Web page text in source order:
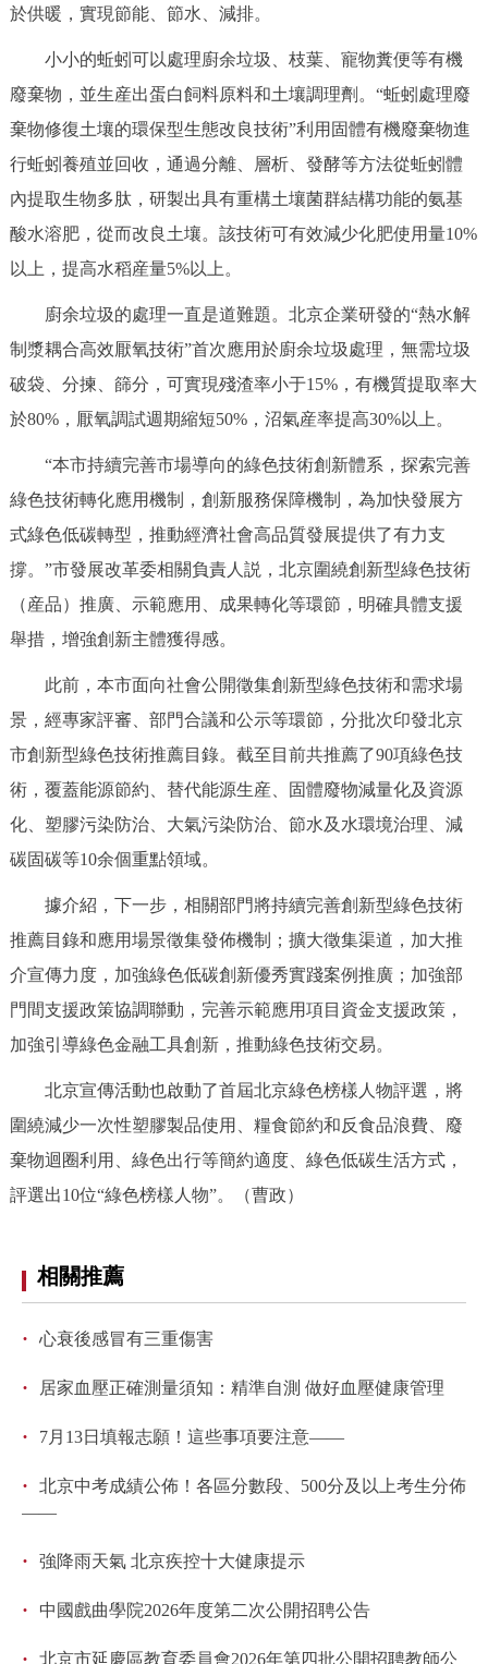
12345網上接訴即辦 我要諮詢 我要建議
參與調查 線上訪談 圖説互動
走進北京
北京概況 十六區概覽
多語種
DEUTSCH FRANÇAIS РУССКИЙ ЯЗЫК
ESPAÑOL العربية PORTUGUÊS
ITALIANO
回到頂部
於供暖，實現節能、節水、減排。
小小的蚯蚓可以處理廚余垃圾、枝葉、寵物糞便等有機
廢棄物，並生産出蛋白飼料原料和土壤調理劑。“蚯蚓處理廢
棄物修復土壤的環保型生態改良技術”利用固體有機廢棄物進
行蚯蚓養殖並回收，通過分離、層析、發酵等方法從蚯蚓體
內提取生物多肽，研製出具有重構土壤菌群結構功能的氨基
酸水溶肥，從而改良土壤。該技術可有效減少化肥使用量10%
以上，提高水稻産量5%以上。
廚余垃圾的處理一直是道難題。北京企業研發的“熱水解
制漿耦合高效厭氧技術”首次應用於廚余垃圾處理，無需垃圾
破袋、分揀、篩分，可實現殘渣率小于15%，有機質提取率大
於80%，厭氧調試週期縮短50%，沼氣産率提高30%以上。
“本市持續完善市場導向的綠色技術創新體系，探索完善
綠色技術轉化應用機制，創新服務保障機制，為加快發展方
式綠色低碳轉型，推動經濟社會高品質發展提供了有力支
撐。”市發展改革委相關負責人説，北京圍繞創新型綠色技術
（産品）推廣、示範應用、成果轉化等環節，明確具體支援
舉措，增強創新主體獲得感。
此前，本市面向社會公開徵集創新型綠色技術和需求場
景，經專家評審、部門合議和公示等環節，分批次印發北京
市創新型綠色技術推薦目錄。截至目前共推薦了90項綠色技
術，覆蓋能源節約、替代能源生産、固體廢物減量化及資源
化、塑膠污染防治、大氣污染防治、節水及水環境治理、減
碳固碳等10余個重點領域。
據介紹，下一步，相關部門將持續完善創新型綠色技術
推薦目錄和應用場景徵集發佈機制；擴大徵集渠道，加大推
介宣傳力度，加強綠色低碳創新優秀實踐案例推廣；加強部
門間支援政策協調聯動，完善示範應用項目資金支援政策，
加強引導綠色金融工具創新，推動綠色技術交易。
北京宣傳活動也啟動了首屆北京綠色榜樣人物評選，將
圍繞減少一次性塑膠製品使用、糧食節約和反食品浪費、廢
棄物迴圈利用、綠色出行等簡約適度、綠色低碳生活方式，
評選出10位“綠色榜樣人物”。（曹政）
相關推薦
· 心衰後感冒有三重傷害
· 居家血壓正確測量須知：精準自測 做好血壓健康管理
· 7月13日填報志願！這些事項要注意——
·
北京中考成績公佈！各區分數段、500分及以上考生分佈
——
· 強降雨天氣 北京疾控十大健康提示
· 中國戲曲學院2026年度第二次公開招聘公告
· 北京市延慶區教育委員會2026年第四批公開招聘教師公